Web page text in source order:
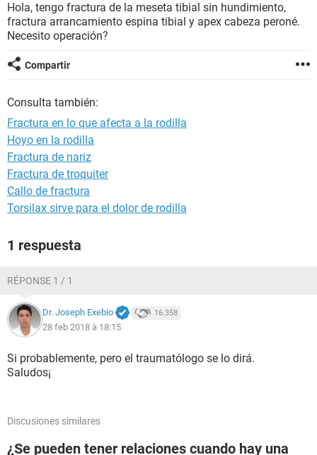
BIENESTAR
Hola, tengo fractura de la meseta tibial sin hundimiento,
fractura arrancamiento espina tibial y apex cabeza peroné.
Necesito operación?
Compartir
Consulta también:
Fractura en lo que afecta a la rodilla
Hoyo en la rodilla
Fractura de nariz
Fractura de troquiter
Callo de fractura
Torsilax sirve para el dolor de rodilla
1 respuesta
RÉPONSE 1 / 1
Dr. Joseph Exebio 16.358
28 feb 2018 à 18:15
Si probablemente, pero el traumatólogo se lo dirá.
Saludos¡
Discusiones similares
¿Se pueden tener relaciones cuando hay una